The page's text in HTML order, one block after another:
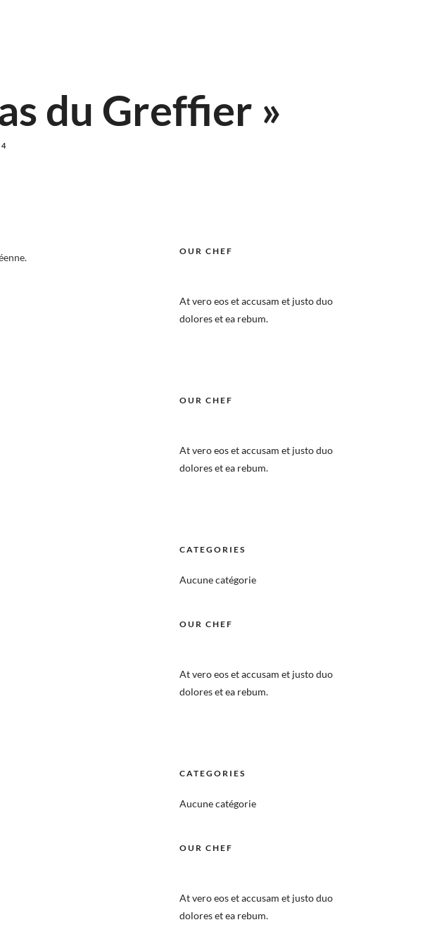
du Greffier »
OUR CHEF
At vero eos et accusam et justo duo
dolores et ea rebum.
OUR CHEF
At vero eos et accusam et justo duo
dolores et ea rebum.
CATEGORIES
Aucune catégorie
OUR CHEF
At vero eos et accusam et justo duo
dolores et ea rebum.
CATEGORIES
Aucune catégorie
OUR CHEF
At vero eos et accusam et justo duo
dolores et ea rebum.